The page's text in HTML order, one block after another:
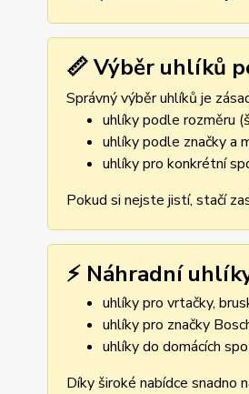
📏 Výběr uhlíků
Správný výběr uhlíků je
uhlíky podle rozměru
uhlíky podle značky a
uhlíky pro konkrétní
Pokud si nejste jistí, stačí
⚡ Náhradní
uhlíky pro vrtačky,
uhlíky pro značky
uhlíky do domácích
Díky široké nabídce snadno